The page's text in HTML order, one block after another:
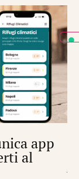
app
al